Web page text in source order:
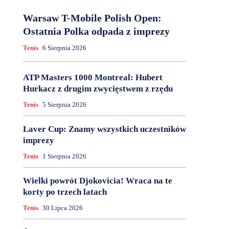
Warsaw T-Mobile Polish Open:
Ostatnia Polka odpada z imprezy
Tenis 6 Sierpnia 2026
ATP Masters 1000 Montreal: Hubert
Hurkacz z drugim zwycięstwem z rzędu
Tenis 5 Sierpnia 2026
Laver Cup: Znamy wszystkich uczestników
imprezy
Tenis 1 Sierpnia 2026
Wielki powrót Djokovicia! Wraca na te
korty po trzech latach
Tenis 30 Lipca 2026